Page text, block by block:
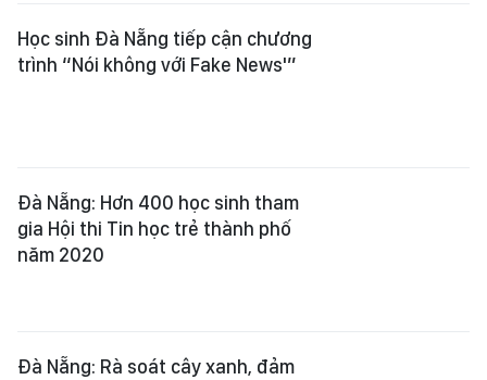
Học sinh Đà Nẵng tiếp cận chương
trình “Nói không với Fake News'”
Đà Nẵng: Hơn 400 học sinh tham
gia Hội thi Tin học trẻ thành phố
năm 2020
Đà Nẵng: Rà soát cây xanh, đảm